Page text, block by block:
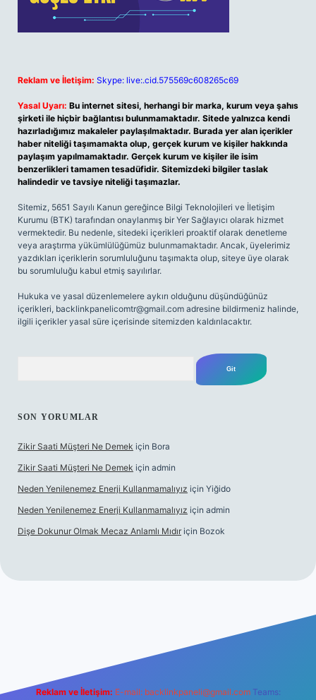
Reklam ve İletişim: Skype: live:.cid.575569c608265c69
Yasal Uyarı: Bu internet sitesi, herhangi bir marka, kurum veya şahıs
şirketi ile hiçbir bağlantısı bulunmamaktadır. Sitede yalnızca kendi
hazırladığımız makaleler paylaşılmaktadır. Burada yer alan içerikler
haber niteliği taşımamakta olup, gerçek kurum ve kişiler hakkında
paylaşım yapılmamaktadır. Gerçek kurum ve kişiler ile isim
benzerlikleri tamamen tesadüfidir. Sitemizdeki bilgiler taslak
halindedir ve tavsiye niteliği taşımazlar.
Sitemiz, 5651 Sayılı Kanun gereğince Bilgi Teknolojileri ve İletişim
Kurumu (BTK) tarafından onaylanmış bir Yer Sağlayıcı olarak hizmet
vermektedir. Bu nedenle, sitedeki içerikleri proaktif olarak denetleme
veya araştırma yükümlülüğümüz bulunmamaktadır. Ancak, üyelerimiz
yazdıkları içeriklerin sorumluluğunu taşımakta olup, siteye üye olarak
bu sorumluluğu kabul etmiş sayılırlar.
Hukuka ve yasal düzenlemelere aykırı olduğunu düşündüğünüz
içerikleri, backlinkpanelicomtr@gmail.com adresine bildirmeniz halinde,
ilgili içerikler yasal süre içerisinde sitemizden kaldırılacaktır.
SON YORUMLAR
Zikir Saati Müşteri Ne Demek için Bora
Zikir Saati Müşteri Ne Demek için admin
Neden Yenilenemez Enerji Kullanmamalıyız için Yiğido
Neden Yenilenemez Enerji Kullanmamalıyız için admin
Dişe Dokunur Olmak Mecaz Anlamlı Mıdır için Bozok
Reklam ve İletişim: E-mail: backlinkpaneli@gmail.com Teams: